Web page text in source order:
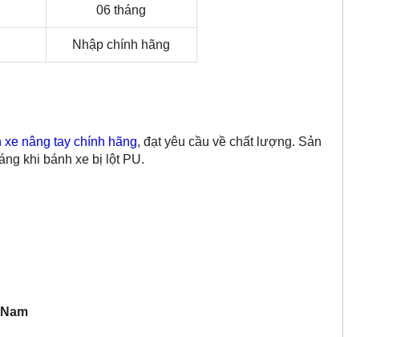
06 tháng
Nhập chính hãng
xe nâng tay chính hãng, đạt yêu cầu về chất lượng. Sản
khi bánh xe bị lột PU.
Nam